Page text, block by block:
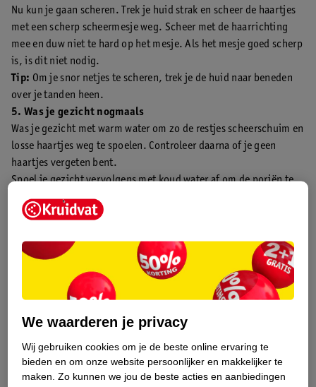
Nu kun je gaan scheren. Trek je huid strak en scheer de haartjes
met een scherp scheermesje weg. Scheer met de haarrichting
mee en duw niet te hard op het mesje. Als het mesje goed scherp
is, is dit niet nodig.
Tip: Om je snor netjes te scheren, trek je de huid naar beneden
over je tanden heen.
5. Was je gezicht nogmaals
Was je gezicht met warm water om zo de restjes scheerschuim en
losse haartjes weg te spoelen. Controleer daarna of je geen
haartjes vergeten bent.
Spoel je gezicht vervolgens met koud water af om de poriën te
sluiten en droog je gezicht hierna voorzichtig af met een
handdoek.
We waarderen je privacy
Wij gebruiken cookies om je de beste online ervaring te
bieden en om onze website persoonlijker en makkelijker te
maken. Zo kunnen we jou de beste acties en aanbiedingen